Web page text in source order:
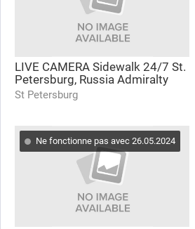
LIVE CAMERA Sidewalk 24/7 St.
Petersburg, Russia Admiralty
emb. Онлайн камера
Адмиралтейская наб.
St Petersburg
Ne fonctionne pas avec 26.05.2024